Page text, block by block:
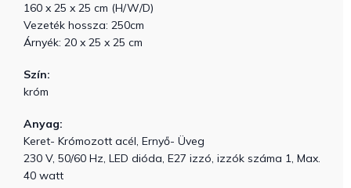
160 x 25 x 25 cm (H/W/D)
Vezeték hossza: 250cm
Árnyék: 20 x 25 x 25 cm
Szín:
króm
Anyag:
Keret- Krómozott acél, Ernyő- Üveg
230 V, 50/60 Hz, LED dióda, E27 izzó, izzók száma 1, Max.
40 watt